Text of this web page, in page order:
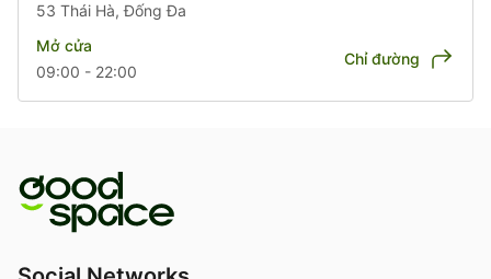
53 Thái Hà, Đống Đa
Mở cửa
09:00 - 22:00
Chỉ đường